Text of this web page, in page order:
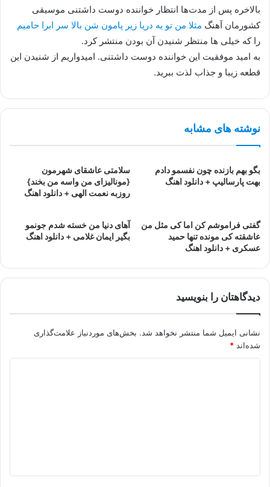
بالاخره پس از مدت‌ها انتظار خواننده دوست داشتنی موسیقی
کشورمان آهنگ مثلا من تو یه دریا زیر پامون شن بالا سر ابرا حامیم
را که خیلی ها منتظر شنیدن آن بودن منتشر کرد.
به امید موفقیت این خواننده دوست داشتنی. امیدواریم از شنیدن این
قطعه زیبا و جذاب لذت ببرید.
نوشته های مشابه
بگو بهم بازنده چون نفسمو دادم
بهت پارسالیپ + دانلود اهنگ
سلامتی عاشقای شهرمون
{مونالیزای من واسه من بخند}
روزبه نعمت الهی + دانلود اهنگ
گفتی فراموشم کن اما کی مثل من
عاشقته کی مونده تنها حمید
عسکری + دانلود اهنگ
آهای دنیا من خسته شدم جونمو
بگیر ایمان غلامی + دانلود اهنگ
دیدگاهتان را بنویسید
نشانی ایمیل شما منتشر نخواهد شد. بخش‌های موردنیاز علامت‌گذاری
شده‌اند *
*